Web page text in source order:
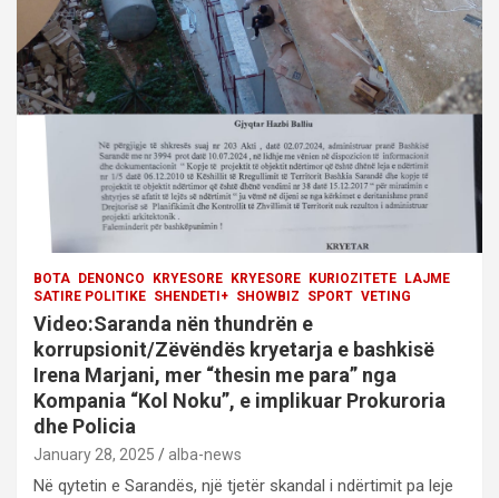
i
o
n
BOTA DENONCO KRYESORE KRYESORE KURIOZITETE
LAJME
SATIRE POLITIKE SHENDETI+ SHOWBIZ SPORT VETING
Video:Saranda nën thundrën e
korrupsionit/Zëvëndës kryetarja e bashkisë
Irena Marjani, mer “thesin me para” nga
Kompania “Kol Noku”, e implikuar Prokuroria
dhe Policia
January 28, 2025 alba-news
Në qytetin e Sarandës, një tjetër skandal i ndërtimit pa leje